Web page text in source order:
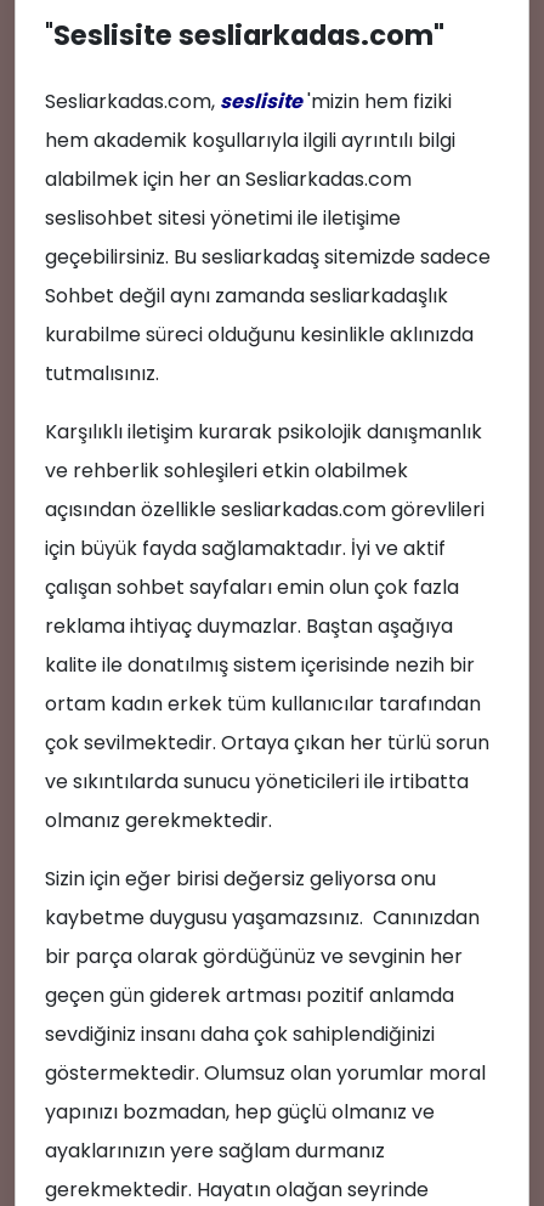
📝
😍
🌟
"Seslisitesesliarkadas.com"
Sesliarkadas.com, seslisite'mizin hem fiziki
hem akademik koşullarıyla ilgili ayrıntılı bilgi
alabilmek için her an Sesliarkadas.com
seslisohbet sitesi yönetimi ile iletişime
geçebilirsiniz. Bu sesliarkadaş sitemizde sadece
Sohbet değil aynı zamanda sesliarkadaşlık
kurabilme süreci olduğunu kesinlikle aklınızda
tutmalısınız.
Karşılıklı iletişim kurarak psikolojik danışmanlık
ve rehberlik sohleşileri etkin olabilmek
açısından özellikle sesliarkadas.com görevlileri
için büyük fayda sağlamaktadır. İyi ve aktif
çalışan sohbet sayfaları emin olun çok fazla
reklama ihtiyaç duymazlar. Baştan aşağıya
kalite ile donatılmış sistem içerisinde nezih bir
ortam kadın erkek tüm kullanıcılar tarafından
çok sevilmektedir. Ortaya çıkan her türlü sorun
ve sıkıntılarda sunucu yöneticileri ile irtibatta
olmanız gerekmektedir.
Sizin için eğer birisi değersiz geliyorsa onu
kaybetme duygusu yaşamazsınız. Canınızdan
bir parça olarak gördüğünüz ve sevginin her
geçen gün giderek artması pozitif anlamda
sevdiğiniz insanı daha çok sahiplendiğinizi
göstermektedir. Olumsuz olan yorumlar moral
yapınızı bozmadan, hep güçlü olmanız ve
ayaklarınızın yere sağlam durmanız
gerekmektedir. Hayatın olağan seyrinde